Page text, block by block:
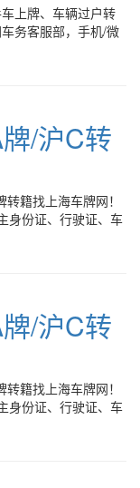
上牌、车辆过户转
务客服部，手机/微
/沪C转
籍找上海车牌网！
身份证、行驶证、车
/沪C转
籍找上海车牌网！
身份证、行驶证、车